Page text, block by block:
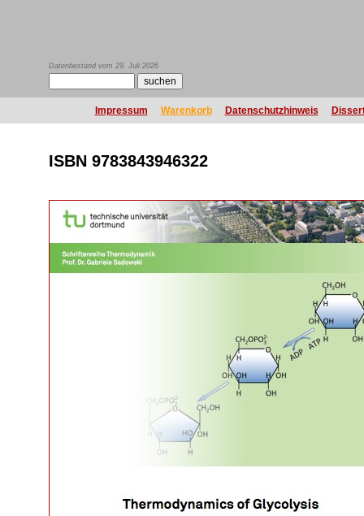
Datenbestand vom 29. Juli 2026
Impressum Warenkorb Datenschutzhinweis
ISBN 9783843946322